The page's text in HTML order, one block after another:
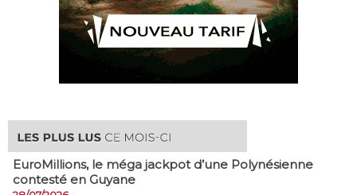
EuroMillions, ​le méga jackpot d’une Polynésienne
contesté en Guyane